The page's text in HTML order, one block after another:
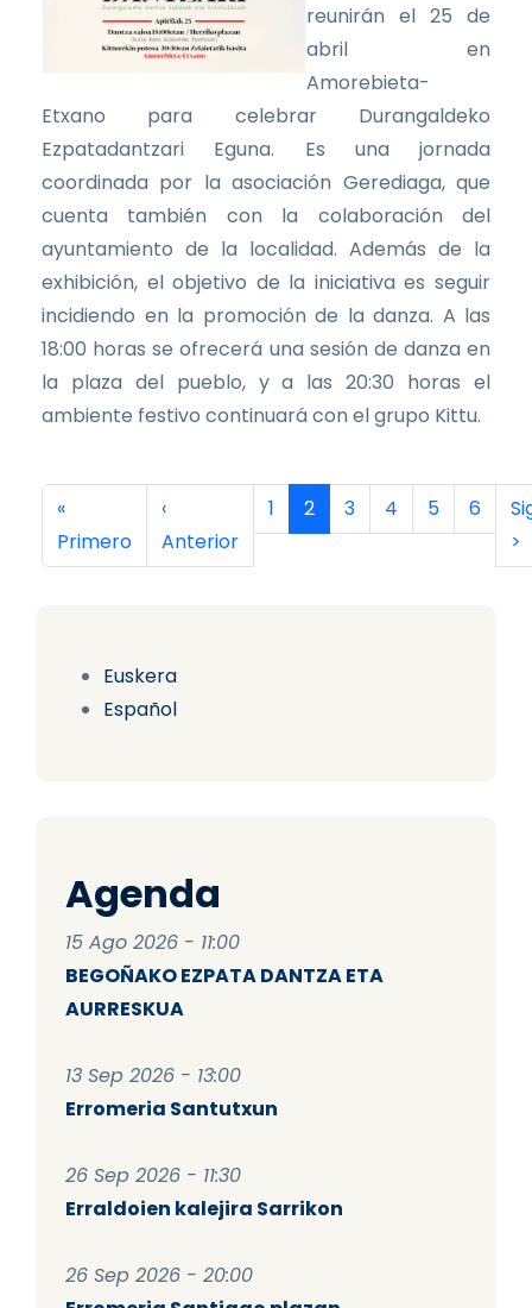
Euskera
Español
Agenda
15 Ago 2026 - 11:00
BEGOÑAKO EZPATA DANTZA ETA
AURRESKUA
13 Sep 2026 - 13:00
Erromeria Santutxun
26 Sep 2026 - 11:30
Erraldoien kalejira Sarrikon
26 Sep 2026 - 20:00
reunirán el 25 de
abril en
Amorebieta-
Etxano para celebrar Durangaldeko
Ezpatadantzari Eguna. Es una jornada
coordinada por la asociación Gerediaga, que
cuenta también con la colaboración del
ayuntamiento de la localidad. Además de la
exhibición, el objetivo de la iniciativa es seguir
incidiendo en la promoción de la danza. A las
18:00 horas se ofrecerá una sesión de danza en
la plaza del pueblo, y a las 20:30 horas el
ambiente festivo continuará con el grupo Kittu.
Paginación
Primera página
«
Primero
Página anterior
‹
Anterior
Página
1 Página actual
2 Página
3 Página
4 Página
5 Página
6
>